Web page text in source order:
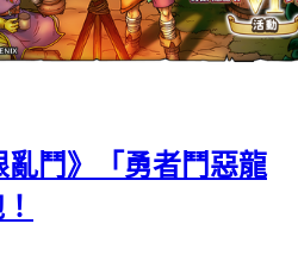
亂鬥》「勇者鬥惡龍